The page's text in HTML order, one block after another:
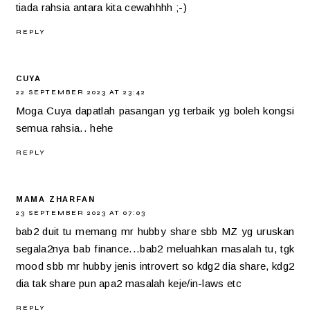
tiada rahsia antara kita cewahhhh ;-)
REPLY
CUYA
22 SEPTEMBER 2023 AT 23:42
Moga Cuya dapatlah pasangan yg terbaik yg boleh kongsi
semua rahsia.. hehe
REPLY
MAMA ZHARFAN
23 SEPTEMBER 2023 AT 07:03
bab2 duit tu memang mr hubby share sbb MZ yg uruskan
segala2nya bab finance...bab2 meluahkan masalah tu, tgk
mood sbb mr hubby jenis introvert so kdg2 dia share, kdg2
dia tak share pun apa2 masalah keje/in-laws etc
REPLY